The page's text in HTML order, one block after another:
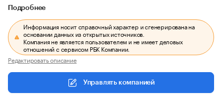
Подробнее
Информация носит справочный характер и сгенерирована на
основании данных из открытых источников.
Компания не является пользователем и не имеет деловых
отношений с сервисом РБК Компании.
Редактировать описание
Управлять компанией